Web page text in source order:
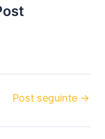
Post seguinte →